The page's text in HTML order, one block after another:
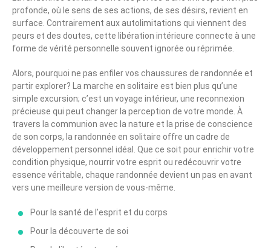
profonde, où le sens de ses actions, de ses désirs, revient en
surface. Contrairement aux autolimitations qui viennent des
peurs et des doutes, cette libération intérieure connecte à une
forme de vérité personnelle souvent ignorée ou réprimée.
Alors, pourquoi ne pas enfiler vos chaussures de randonnée et
partir explorer? La marche en solitaire est bien plus qu’une
simple excursion; c’est un voyage intérieur, une reconnexion
précieuse qui peut changer la perception de votre monde. À
travers la communion avec la nature et la prise de conscience
de son corps, la randonnée en solitaire offre un cadre de
développement personnel idéal. Que ce soit pour enrichir votre
condition physique, nourrir votre esprit ou redécouvrir votre
essence véritable, chaque randonnée devient un pas en avant
vers une meilleure version de vous-même.
Pour la santé de l’esprit et du corps
Pour la découverte de soi